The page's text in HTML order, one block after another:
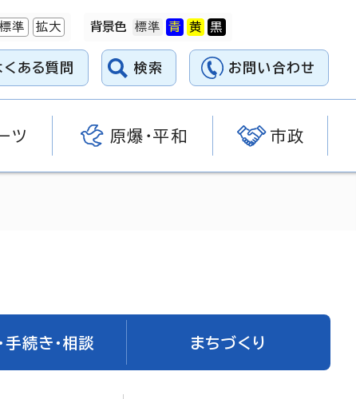
標準 拡大 背景色
くある質問 検索 お問い合わせ
ツ 原爆・平和 市政
手続き・相談 まちづくり